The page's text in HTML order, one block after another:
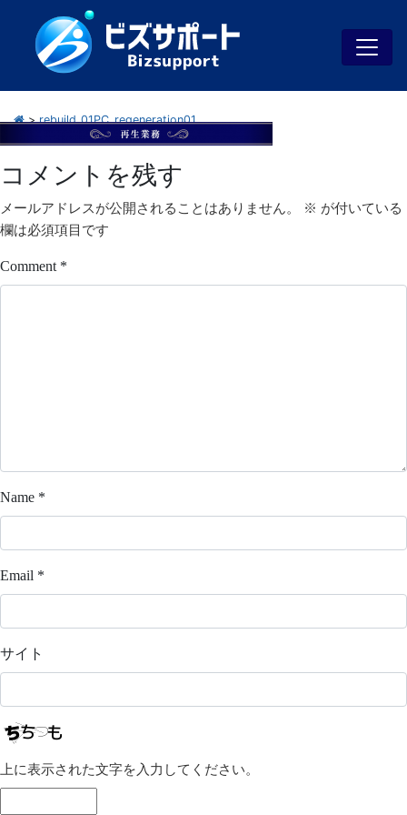
>rebuild_01PC_regeneration01
コメントを残す
メールアドレスが公開されることはありません。 ※ が付いている
欄は必須項目です
Comment *
Name *
Email *
サイト
上に表示された文字を入力してください。